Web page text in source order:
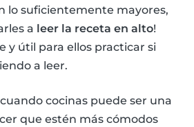
lo suficientemente mayores,
a leer la receta en alto!
y útil para ellos practicar si
a leer.
cocinas puede ser una
que estén más cómodos